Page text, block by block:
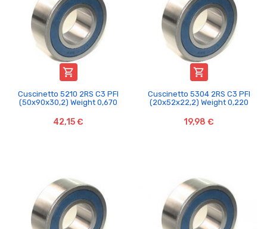

Cuscinetto 5210 2RS C3 PFI
(50x90x30,2) Weight 0,670
42,15 €

Cuscinetto 5304 2RS C3 PFI
(20x52x22,2) Weight 0,220
19,98 €